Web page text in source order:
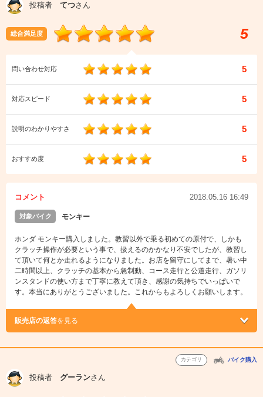
投稿者 てつさん
総合満足度 5
問い合わせ対応 5
対応スピード 5
説明のわかりやすさ 5
おすすめ度 5
コメント 2018.05.16 16:49
対象バイク モンキー
ホンダ モンキー購入しました。教習以外で乗る初めての原付で、しかも
クラッチ操作が必要という事で、扱えるのかかなり不安でしたが、教習し
て頂いて何とか走れるようになりました。お店を留守にしてまで、暑い中
二時間以上、クラッチの基本から急制動、コース走行と公道走行、ガソリ
ンスタンドの使い方まで丁寧に教えて頂き、感謝の気持ちでいっぱいで
す。本当にありがとうございました。これからもよろしくお願いします。
販売店の返答を見る
カテゴリ バイク購入
投稿者 グーランさん